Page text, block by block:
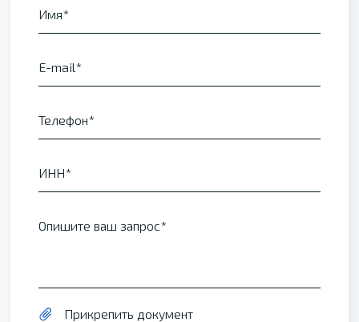
Имя
E-mail
Телефон
ИНН
Опишите ваш запрос
Прикрепить документ